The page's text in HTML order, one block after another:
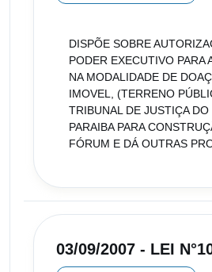
DISPÕE SOBRE
PODER EXECUTIVO PARA
NA MODALIDADE DE
IMOVEL, (TERRENO
TRIBUNAL DE JUSTIÇA DO
PARAIBA PARA
FÓRUM E DÁ OUTRAS
03/09/2007 - LEI